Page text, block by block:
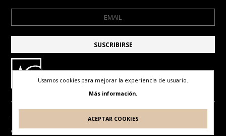
TÉRMINOS DE USO POLÍTICA DE PRIVACIDAD POLÍTICA DE COOKIES
© ANTONIO GUDE. TODOS LOS DERECHOS RESERVADOS
Usamos cookies para mejorar la experiencia de usuario.
Más información.
ACEPTAR COOKIES